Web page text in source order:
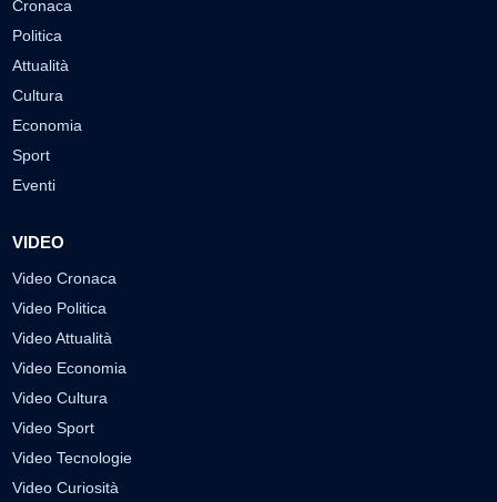
Cronaca
Politica
Attualità
Cultura
Economia
Sport
Eventi
VIDEO
Video Cronaca
Video Politica
Video Attualità
Video Economia
Video Cultura
Video Sport
Video Tecnologie
Video Curiosità